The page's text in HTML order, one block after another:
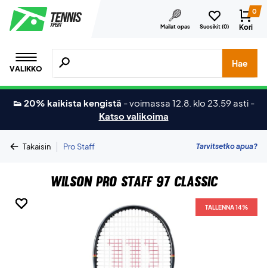
Mailat opas Suosikit (0)
0
Kori
VALIKKO
Hae tuotteita, merkkejä jne.
Hae
👟 20% kaikista kengistä -voimassa 12.8. klo 23.59 asti -
Katso valikoima
Takaisin | Pro Staff Tarvitsetko apua?
Wilson Pro Staff 97 Classic
TALLENNA 14%
TALLENNA 14%
TALLENNA 14%
TALLENNA 14%
TALLENNA 14%
TALLENNA 14%